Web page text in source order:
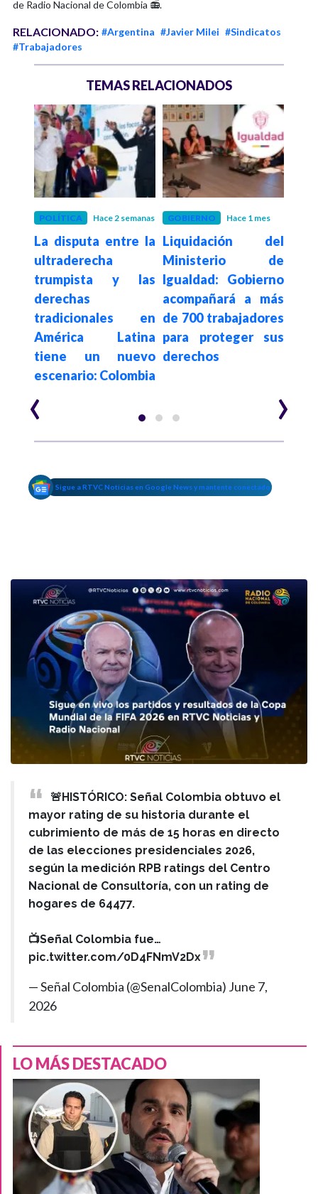
de Radio Nacional de Colombia 📻.
RELACIONADO: #Argentina #Javier Milei #Sindicatos
#Trabajadores
TEMAS RELACIONADOS
POLÍTICA Hace 2 semanas
La disputa entre la
ultraderecha
trumpista y las
derechas
tradicionales en
América Latina
tiene un nuevo
escenario: Colombia
GOBIERNO Hace 1 mes
Liquidación del
Ministerio de
Igualdad: Gobierno
acompañará a más
de 700 trabajadores
para proteger sus
derechos
‹ ›
Sigue a RTVC Noticias en Google News y mantente conectado
🚨HISTÓRICO: Señal Colombia obtuvo el
mayor rating de su historia durante el
cubrimiento de más de 15 horas en directo
de las elecciones presidenciales 2026,
según la medición RPB ratings del Centro
Nacional de Consultoría, con un rating de
hogares de 64477.
📺Señal Colombia fue…
pic.twitter.com/0D4FNmV2Dx
— Señal Colombia (@SenalColombia) June 7,
2026
LO MÁS DESTACADO